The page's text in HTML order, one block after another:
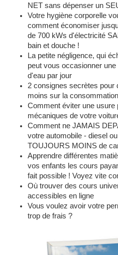
NET sans dépenser un
Votre hygiène corporelle
comment économiser
de 700 kWs d'électricité
bain et douche !
La petite négligence, qui
peut vous occasionner
d'eau par jour
2 consignes secrètes pour
moins sur la
Comment éviter une usure
mécaniques de votre
Comment ne JAMAIS
votre automobile - diesel
TOUJOURS MOINS de
Apprendre différentes
vos enfants les cours
fait possible ! Voyez vite
Où trouver des cours
accessibles en ligne
Vous voulez avoir votre
trop de frais ?